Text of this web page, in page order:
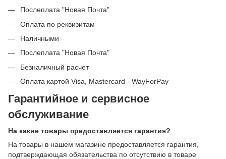
Послеплата "Новая Почта"
Оплата по реквизитам
Наличными
Послеплата "Новая Почта"
Безналичный расчет
Оплата картой Visa, Mastercard - WayForPay
Гарантийное и сервисное
обслуживание
На какие товары предоставляется гарантия?
На товары в нашем магазине предоставляется гарантия,
подтверждающая обязательства по отсутствию в товаре